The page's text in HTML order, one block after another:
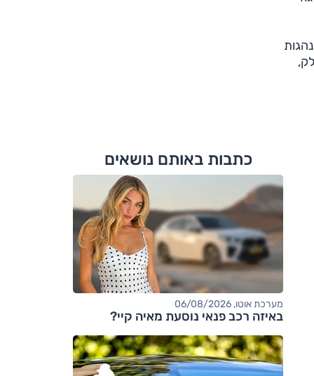
כתבות באותם נושאים
מערכת אוטו, 06/08/2026
באיזה רכב פנאי נוסעת מאיה קיי?